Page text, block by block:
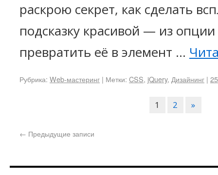
раскрою секрет, как сделать
подсказку красивой — из опции
превратить её в элемент …
Рубрика: Web-мастеринг | Метки: CSS, jQuery, Дизайнинг |
1 2 »
← Предыдущие записи